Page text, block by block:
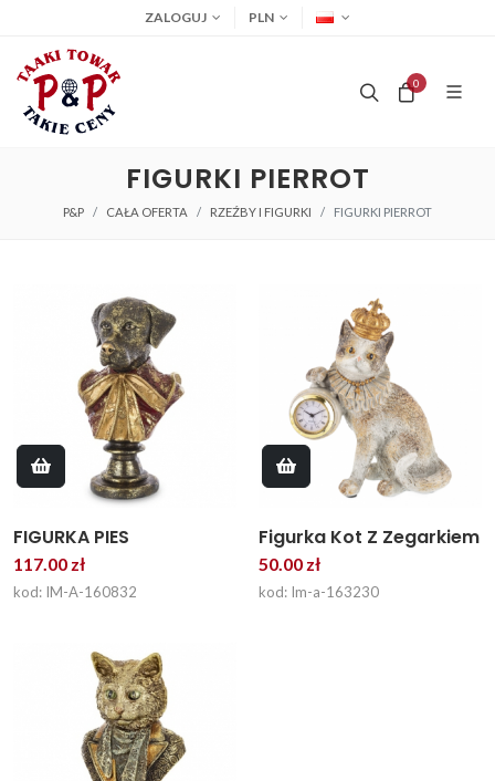
ZALOGUJ PLN
0
FIGURKI PIERROT
P&P CAŁA OFERTA RZEŹBY I FIGURKI FIGURKI PIERROT
FIGURKA PIES
117.00 zł
kod: IM-A-160832
Figurka Kot Z Zegarkiem
50.00 zł
kod: Im-a-163230